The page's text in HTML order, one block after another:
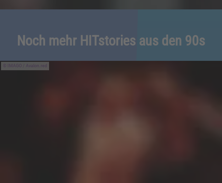
Noch mehr HITstories aus den 90s
IMAGO / Avalon.red